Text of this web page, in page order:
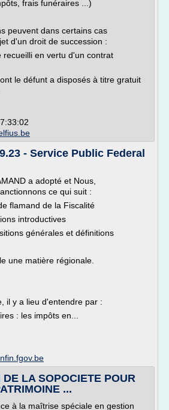
frais funéraires ...)
peuvent dans certains cas
d'un droit de succession :
recueilli en vertu d'un contrat
le défunt a disposés à titre gratuit
- Service Public Federal
a adopté et Nous,
ce qui suit :
flamand de la Fiscalité
introductives
générales et définitions
une matière régionale.
il y a lieu d'entendre par :
: les impôts en...
LA SOPOCIETE POUR
...
à la maîtrise spéciale en gestion